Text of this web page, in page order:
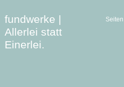
fundwerke |
Allerlei statt
Einerlei.
Seiten